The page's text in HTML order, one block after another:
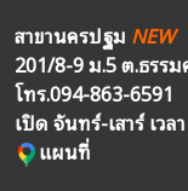
สาขานครปฐม NEW
201/8-9 ม.5 ต.ธรร
โทร.094-863-6591
เปิด จันทร์-เสาร์ เวล
แผนที่